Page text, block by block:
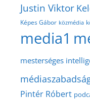
Justin Viktor
Képes Gábor közmédia
media1
mesterséges
Pintér Róbert